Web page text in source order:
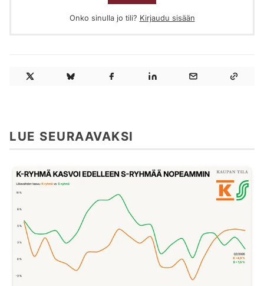
Onko sinulla jo tili? Kirjaudu sisään
LUE SEURAAVAKSI